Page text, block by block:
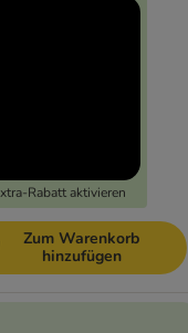
Rabatt aktivieren
Zum Warenkorb
hinzufügen